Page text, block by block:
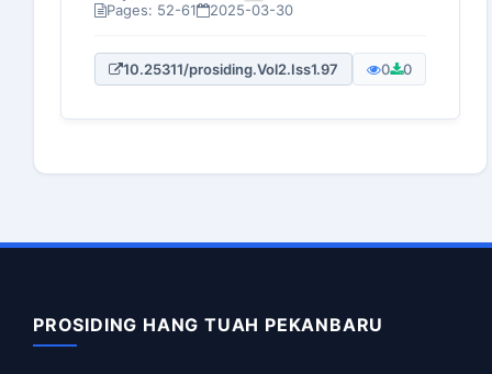
Pages: 52-61
2025-03-30
10.25311/prosiding.Vol2.Iss1.97 0 0
PROSIDING HANG TUAH PEKANBARU